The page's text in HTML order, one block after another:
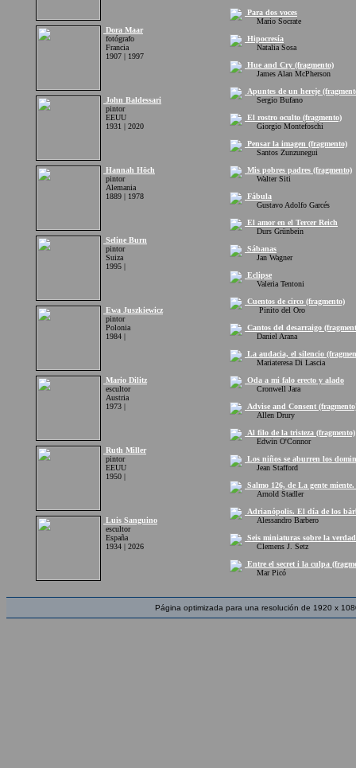
Dora Maar
fotógrafo
Francia
1907 | 1997
John Baldessari
pintor
EEUU
1931 | 2020
Hannah Höch
pintor
Alemania
1889 | 1978
Seline Burn
pintor
Suiza
1995 |
Ewa Juszkiewicz
pintor
Polonia
1984 |
Mario Dilitz
escultor
Austria
1973 |
Ruth Miller
pintor
EEUU
1950 |
Luis Sanguino
escultor
España
1934 | 2026
Para dos voces
Mario Socrate
Hipocresía
Natalia Sosa
Hue and Cry (fragmento)
James Alan McPherson
Apuntes de un hereje
Sergio Bufano
El rostro oculto (fragmento)
Giorgio Montefoschi
Pensar la imagen (fragmento)
Santos Zunzunegui
Mis pobres padres (fragmento)
Walter Siti
Fábula
Gustavo Adolfo Garcés
El amor en el Tercer Reich
Durs Grünbein
Sábanas
Jan Wagner
Eclipse
Valeria Tentoni
Cuentos de circo (fragmento)
Pinito del Oro
Cantos del desarraigo
Daniel Arana
La audacia, el silencio
Mariateresa Di Lascia
Oda a mi falo erecto y alado
Cronwell Jara
Advise and Consent
Allen Drury
Al filo de la tristeza (fragmento)
Edwin O'Connor
Los niños se aburren los
Jean Stafford
Salmo 126, de La gente
Arnold Stadler
Adrianópolis. El día de los
Alessandro Barbero
Seis miniaturas sobre la
Clemens J. Setz
Entre el secret i la culpa
Mar Picó
Página optimizada para una resolución de 1920 x